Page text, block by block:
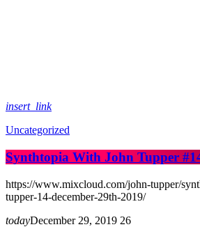
insert_link
Uncategorized
Synthtopia With John Tupper
https://www.mixcloud.com/john-tupper/
tupper-14-december-29th-2019/
todayDecember 29, 2019 26